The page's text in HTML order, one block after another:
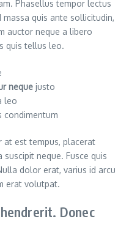
Phasellus tempor lectus
quis ante sollicitudin,
auctor neque a libero
quis tellus leo.
neque justo
leo
condimentum
at est tempus, placerat
neque. Fusce quis
dolor erat, varius id arcu
erat volutpat.
Donec